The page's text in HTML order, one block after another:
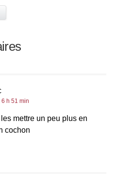
h 51 min
mettre un peu plus en
cochon